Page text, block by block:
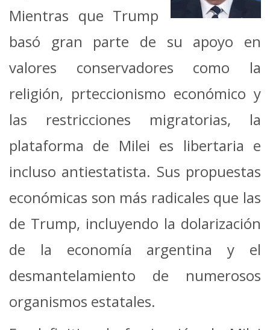
Mientras que Trump
basó gran parte de su apoyo en
valores conservadores como la
religión, prteccionismo económico y
las restricciones migratorias, la
plataforma de Milei es libertaria e
incluso antiestatista. Sus propuestas
económicas son más radicales que las
de Trump, incluyendo la dolarización
de la economía argentina y el
desmantelamiento de numerosos
organismos estatales.